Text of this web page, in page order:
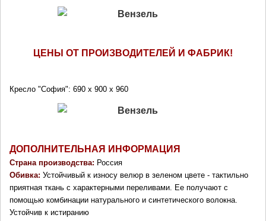
ЦЕНЫ ОТ ПРОИЗВОДИТЕЛЕЙ И ФАБРИК!
Кресло "София": 690 х 900 х 960
ДОПОЛНИТЕЛЬНАЯ ИНФОРМАЦИЯ
Страна производства: Россия
Обивка: Устойчивый к износу велюр в зеленом цвете - тактильно
приятная ткань с характерными переливами. Ее получают с
помощью комбинации натурального и синтетического волокна.
Устойчив к истиранию